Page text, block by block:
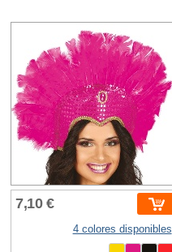
7,10 €
4 colores disponibles